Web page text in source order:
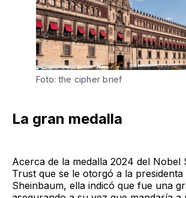
Foto: the cipher brief
La gran medalla
Acerca de la medalla 2024 del Nobel
Trust que se le otorgó a la presidenta
Sheinbaum, ella indicó que fue una